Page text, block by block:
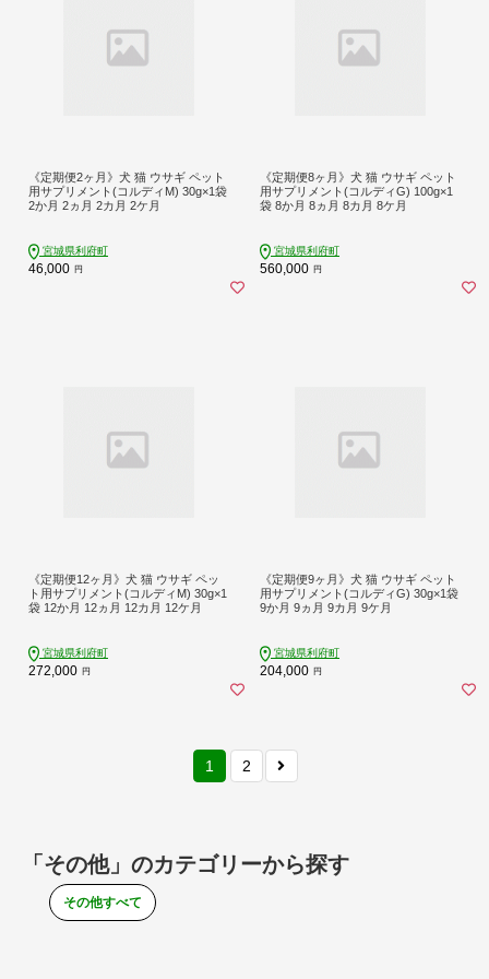
《定期便2ヶ月》犬 猫 ウサギ ペット
用サプリメント(コルディM) 30g×1袋
2か月 2ヵ月 2カ月 2ケ月
宮城県利府町
46,000 円
《定期便8ヶ月》犬 猫 ウサギ ペット
用サプリメント(コルディG) 100g×1
袋 8か月 8ヵ月 8カ月 8ケ月
宮城県利府町
560,000 円
《定期便12ヶ月》犬 猫 ウサギ ペッ
ト用サプリメント(コルディM) 30g×1
袋 12か月 12ヵ月 12カ月 12ケ月
宮城県利府町
272,000 円
《定期便9ヶ月》犬 猫 ウサギ ペット
用サプリメント(コルディG) 30g×1袋
9か月 9ヵ月 9カ月 9ケ月
宮城県利府町
204,000 円
1 2
「その他」のカテゴリーから探す
その他すべて